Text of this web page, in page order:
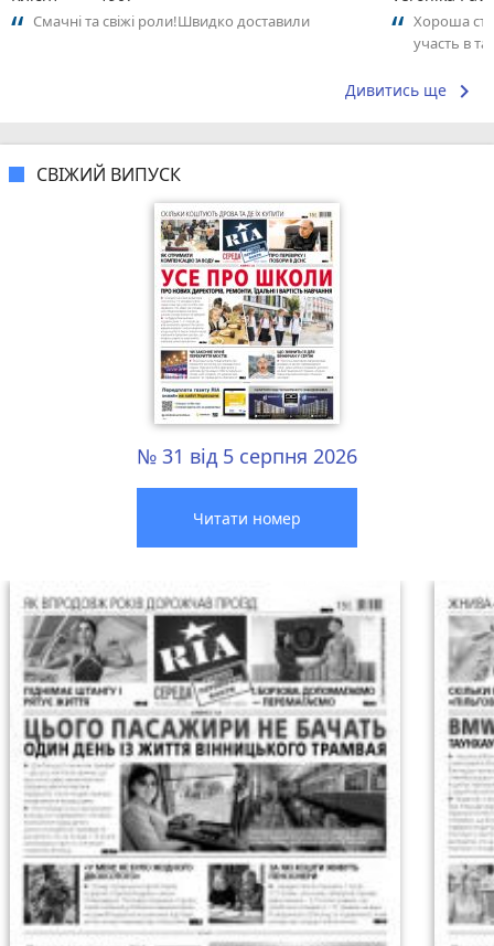
Смачні та свіжі роли!Швидко доставили
Хороша
участь в
Дивитись ще keyboard_arrow_right
СВІЖИЙ ВИПУСК
№ 31 від 5 серпня 2026
Читати номер